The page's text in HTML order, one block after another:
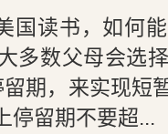
国读书，如何
多数父母会选
期，来实现短
停留期不要超...